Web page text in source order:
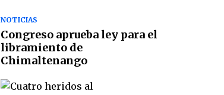
NOTICIAS
Congreso aprueba ley para el
libramiento de
Chimaltenango